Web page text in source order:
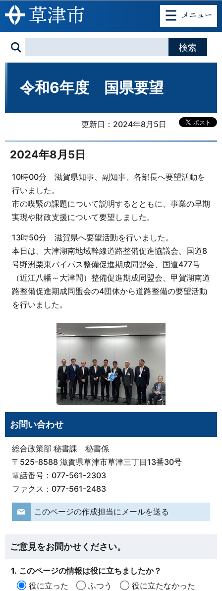
このページの本文へ移動
令和6年度 国県要望
更新日：2024年8月5日
2024年8月5日
10時00分 滋賀県知事、副知事、各部長へ要望活動を
行いました。
市の喫緊の課題について説明するとともに、事業の早期
実現や財政支援について要望しました。
13時50分 滋賀県へ要望活動を行いました。
本日は、大津湖南地域幹線道路整備促進協議会、国道8
号野洲栗東バイパス整備促進期成同盟会、国道477号
（近江八幡～大津間）整備促進期成同盟会、甲賀湖南道
路整備促進期成同盟会の4団体から道路整備の要望活動
を行いました。
お問い合わせ
総合政策部 秘書課 秘書係
〒525-8588 滋賀県草津市草津三丁目13番30号
電話番号：077-561-2303
ファクス：077-561-2483
このページの作成担当にメールを送る
ご意見をお聞かせください。
1. このページの情報は役に立ちましたか？
役に立った
ふつう
役に立たなかった